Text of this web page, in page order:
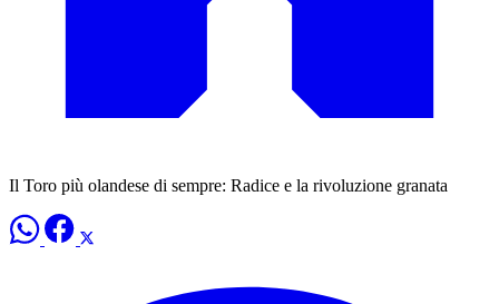
Il Toro più olandese di sempre: Radice e la rivoluzione granata